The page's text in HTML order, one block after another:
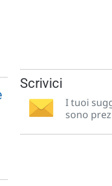
Scrivici
I tuoi
sono